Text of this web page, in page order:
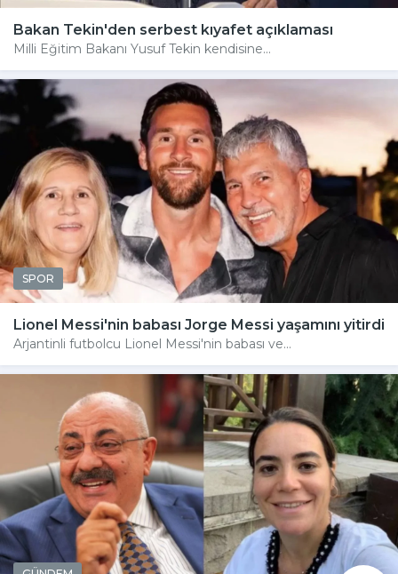
Bakan Tekin'den serbest kıyafet açıklaması
Milli Eğitim Bakanı Yusuf Tekin kendisine...
SPOR
Lionel Messi'nin babası Jorge Messi yaşamını yitirdi
Arjantinli futbolcu Lionel Messi'nin babası ve...